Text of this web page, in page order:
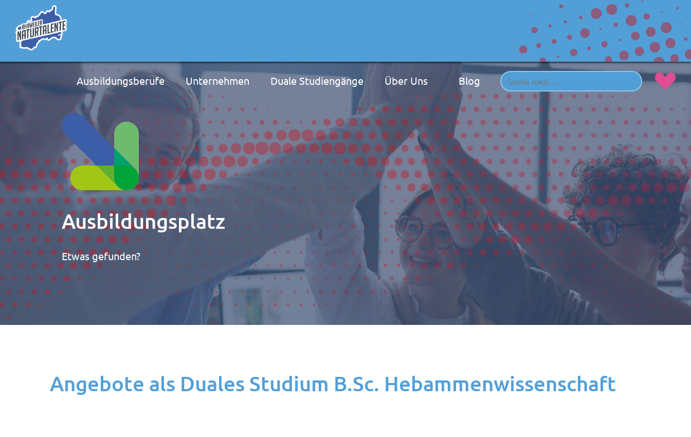
Ausbildungsberufe Unternehmen Duale Studiengänge Über Uns
Die Idee
Projekträger
Berufsberater
Teamplayer der Naturtalente
Blog
Ausbildungsplatz
Etwas gefunden?
Angebote als Duales Studium B.Sc. Hebammenwissenschaft